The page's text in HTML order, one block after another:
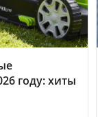
году: хиты